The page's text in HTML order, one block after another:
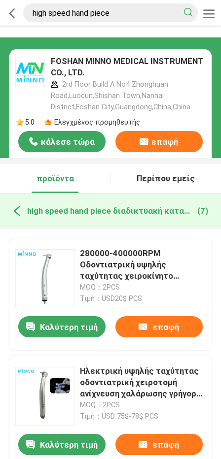
FOSHAN MINNO MEDICAL INSTRUMENT
CO., LTD.
2rd Floor Build A No4 Zhonghuan
Road,Luocun,Shishan Town,Nanhai
District,Foshan City,Guangdong,China,China
5.0
Ελεγχμένος προμηθευτής
κάλεσε τώρα επαφή
προϊόντα Περίπου εμείς
high speed hand piece διαδικτυακή κατασκευή (7)
280000-400000RPM
Οδοντιατρική υψηλής
ταχύτητας χειροκίνητο
κομμάτι πατήστε κουμπί
χειροκίνητο κομμάτι
MOQ：2PCS
Τιμή：USD20$ PCS
Καλύτερη τιμή επαφή
Ηλεκτρική υψηλής ταχύτητας
οδοντιατρική χειροτομή
ανίχνευση χαλάρωσης γρήγορη
χειροτομή
MOQ：2PCS
Τιμή：USD 75$-78$ PCS
Καλύτερη τιμή επαφή